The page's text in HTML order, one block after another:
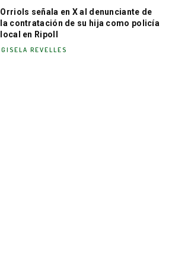
Orriols señala en X al denunciante de
la contratación de su hija como policía
local en Ripoll
GISELA REVELLES